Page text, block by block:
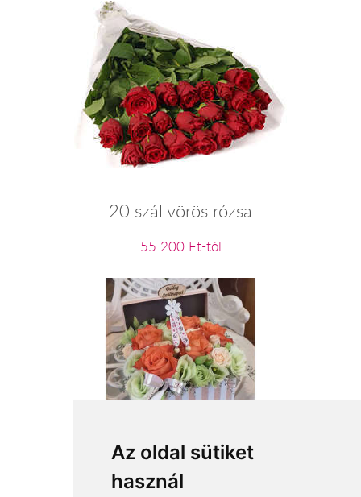
Az oldal sütiket
használ
20 szál vörös rózsa
55 200 Ft-tól
Narancsliget
27 400 Ft-tól